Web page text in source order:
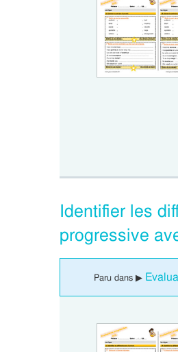
Identifier les
progressive
Paru dans ▶